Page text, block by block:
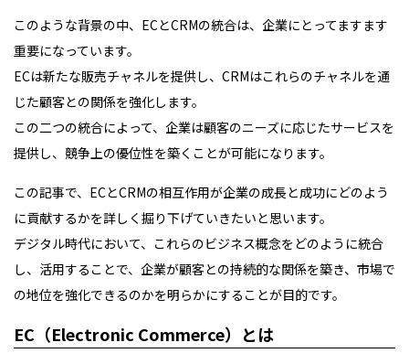
このような背景の中、ECとCRMの統合は、企業にとってますます
重要になっています。
ECは新たな販売チャネルを提供し、CRMはこれらのチャネルを通
じた顧客との関係を強化します。
この二つの統合によって、企業は顧客のニーズに応じたサービスを
提供し、競争上の優位性を築くことが可能になります。
この記事で、ECとCRMの相互作用が企業の成長と成功にどのよう
に貢献するかを詳しく掘り下げていきたいと思います。
デジタル時代において、これらのビジネス概念をどのように統合
し、活用することで、企業が顧客との持続的な関係を築き、市場で
の地位を強化できるのかを明らかにすることが目的です。
EC（Electronic Commerce）とは